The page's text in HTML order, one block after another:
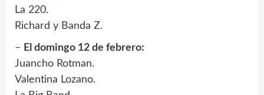
La 220.
Richard y Banda Z.
– El domingo 12 de febrero:
Juancho Rotman.
Valentina Lozano.